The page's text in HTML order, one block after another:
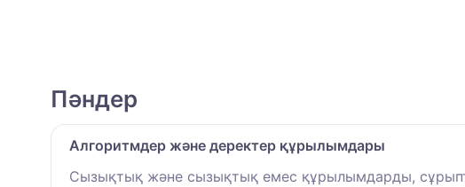
Пәндер
Алгоритмдер және деректер құрылымдары
Сызықтық және сызықтық емес құрылымдарды,